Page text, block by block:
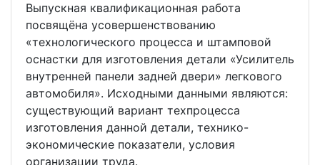
Выпускная квалификационная работа
посвящёна усовершенствованию
«технологического процесса и штамповой
оснастки для изготовления детали «Усилитель
внутренней панели задней двери» легкового
автомобиля». Исходными данными являются:
существующий вариант техпроцесса
изготовления данной детали, технико-
экономические показатели, условия
организации труда.